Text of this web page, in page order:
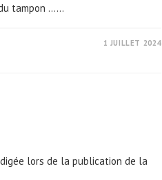
tampon ...…
1 JUILLET 2024
lors de la publication de la